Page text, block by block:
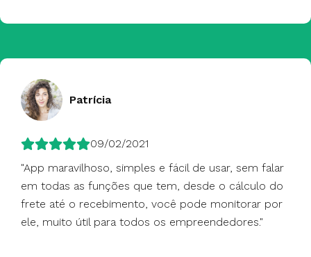
Patrícia
09/02/2021
"App maravilhoso, simples e fácil de usar, sem falar
em todas as funções que tem, desde o cálculo do
frete até o recebimento, você pode monitorar por
ele, muito útil para todos os empreendedores."